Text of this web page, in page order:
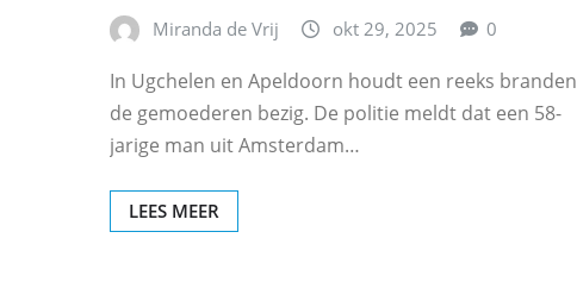
Miranda de Vrij okt 29, 2025 0
In Ugchelen en Apeldoorn houdt een reeks branden
de gemoederen bezig. De politie meldt dat een 58-
jarige man uit Amsterdam…
LEES MEER